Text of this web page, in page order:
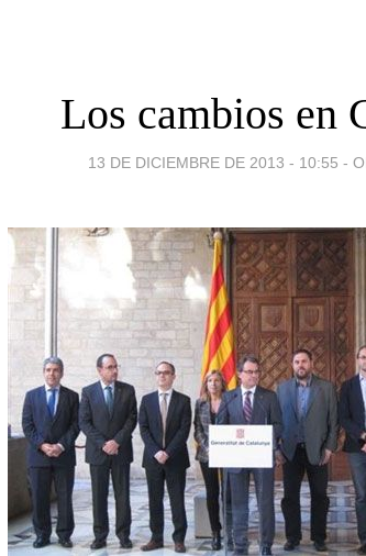
Los cambios en
13 DE DICIEMBRE DE 2013 - 10:55 -